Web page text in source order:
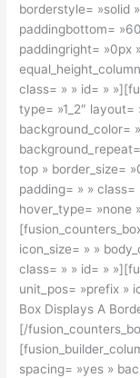
borderstyle= »solid
paddingbottom=
paddingright= »0px
class= » » id= »
type= »1_2″ layout=
background_color=
top » border_size=
padding= » » class=
hover_type= »none
icon_size= » »
class= » » id= »
unit_pos= »prefix »
Box Displays A
[/
spacing= »yes »